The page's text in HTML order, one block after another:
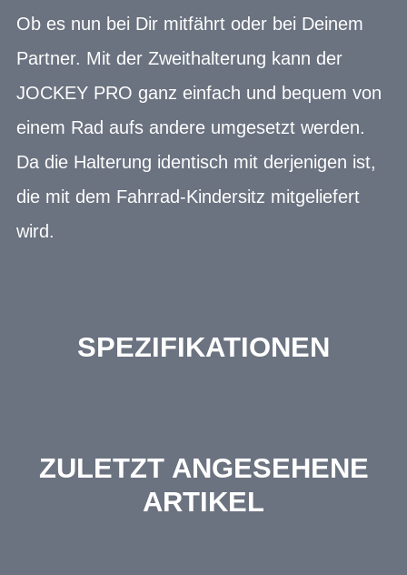
Ob es nun bei Dir mitfährt oder bei Deinem
Partner. Mit der Zweithalterung kann der
JOCKEY PRO ganz einfach und bequem von
einem Rad aufs andere umgesetzt werden.
Da die Halterung identisch mit derjenigen ist,
die mit dem Fahrrad-Kindersitz mitgeliefert
wird.
SPEZIFIKATIONEN
ZULETZT ANGESEHENE
ARTIKEL